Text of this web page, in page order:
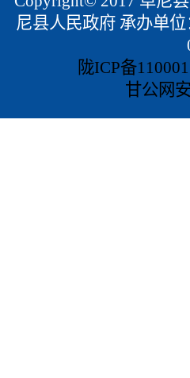
尼县人民政府 承办单
陇ICP备
甘公网